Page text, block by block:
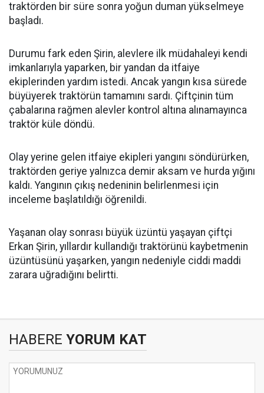
traktörden bir süre sonra yoğun duman yükselmeye
başladı.
Durumu fark eden Şirin, alevlere ilk müdahaleyi kendi
imkanlarıyla yaparken, bir yandan da itfaiye
ekiplerinden yardım istedi. Ancak yangın kısa sürede
büyüyerek traktörün tamamını sardı. Çiftçinin tüm
çabalarına rağmen alevler kontrol altına alınamayınca
traktör küle döndü.
Olay yerine gelen itfaiye ekipleri yangını söndürürken,
traktörden geriye yalnızca demir aksam ve hurda yığını
kaldı. Yangının çıkış nedeninin belirlenmesi için
inceleme başlatıldığı öğrenildi.
Yaşanan olay sonrası büyük üzüntü yaşayan çiftçi
Erkan Şirin, yıllardır kullandığı traktörünü kaybetmenin
üzüntüsünü yaşarken, yangın nedeniyle ciddi maddi
zarara uğradığını belirtti.
HABERE YORUM KAT